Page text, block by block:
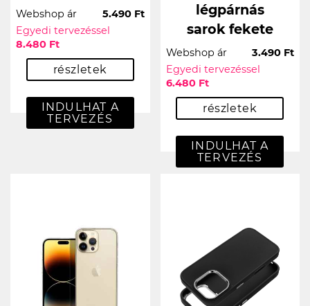
Webshop ár
5.490 Ft
Egyedi tervezéssel
8.480 Ft
részletek
INDULHAT A
TERVEZÉS
légpárnás
sarok fekete
Webshop ár
3.490 Ft
Egyedi tervezéssel
6.480 Ft
részletek
INDULHAT A
TERVEZÉS